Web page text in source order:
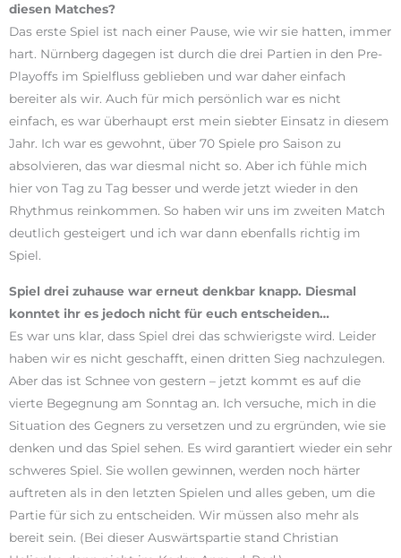
diesen Matches?
Das erste Spiel ist nach einer Pause, wie wir sie hatten, immer
hart. Nürnberg dagegen ist durch die drei Partien in den Pre-
Playoffs im Spielfluss geblieben und war daher einfach
bereiter als wir. Auch für mich persönlich war es nicht
einfach, es war überhaupt erst mein siebter Einsatz in diesem
Jahr. Ich war es gewohnt, über 70 Spiele pro Saison zu
absolvieren, das war diesmal nicht so. Aber ich fühle mich
hier von Tag zu Tag besser und werde jetzt wieder in den
Rhythmus reinkommen. So haben wir uns im zweiten Match
deutlich gesteigert und ich war dann ebenfalls richtig im
Spiel.
Spiel drei zuhause war erneut denkbar knapp. Diesmal
konntet ihr es jedoch nicht für euch entscheiden…
Es war uns klar, dass Spiel drei das schwierigste wird. Leider
haben wir es nicht geschafft, einen dritten Sieg nachzulegen.
Aber das ist Schnee von gestern – jetzt kommt es auf die
vierte Begegnung am Sonntag an. Ich versuche, mich in die
Situation des Gegners zu versetzen und zu ergründen, wie sie
denken und das Spiel sehen. Es wird garantiert wieder ein sehr
schweres Spiel. Sie wollen gewinnen, werden noch härter
auftreten als in den letzten Spielen und alles geben, um die
Partie für sich zu entscheiden. Wir müssen also mehr als
bereit sein. (Bei dieser Auswärtspartie stand Christian